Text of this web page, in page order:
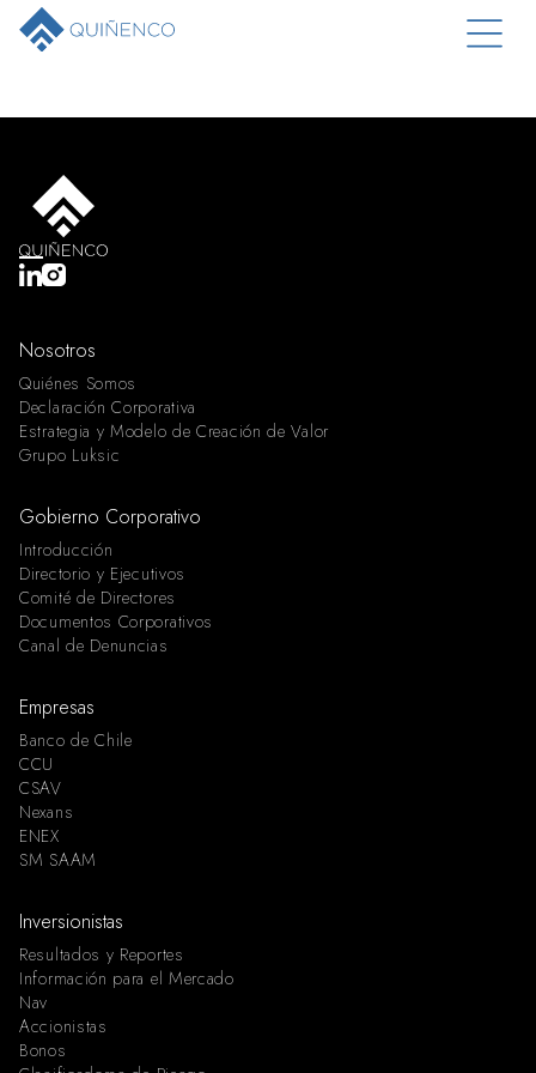
Nosotros
Quiénes Somos
Declaración Corporativa
Estrategia y Modelo de Creación de Valor
Grupo Luksic
Gobierno Corporativo
Introducción
Directorio y Ejecutivos
Comité de Directores
Documentos Corporativos
Canal de Denuncias
Empresas
Banco de Chile
CCU
CSAV
Nexans
ENEX
SM SAAM
Inversionistas
Resultados y Reportes
Información para el Mercado
Nav
Accionistas
Bonos